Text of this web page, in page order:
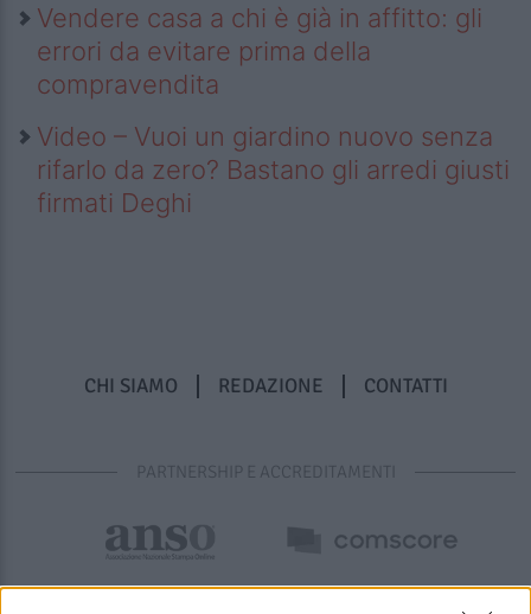
Vendere casa a chi è già in affitto: gli
errori da evitare prima della
compravendita
Video – Vuoi un giardino nuovo senza
rifarlo da zero? Bastano gli arredi giusti
firmati Deghi
CHI SIAMO REDAZIONE CONTATTI
PARTNERSHIP E ACCREDITAMENTI